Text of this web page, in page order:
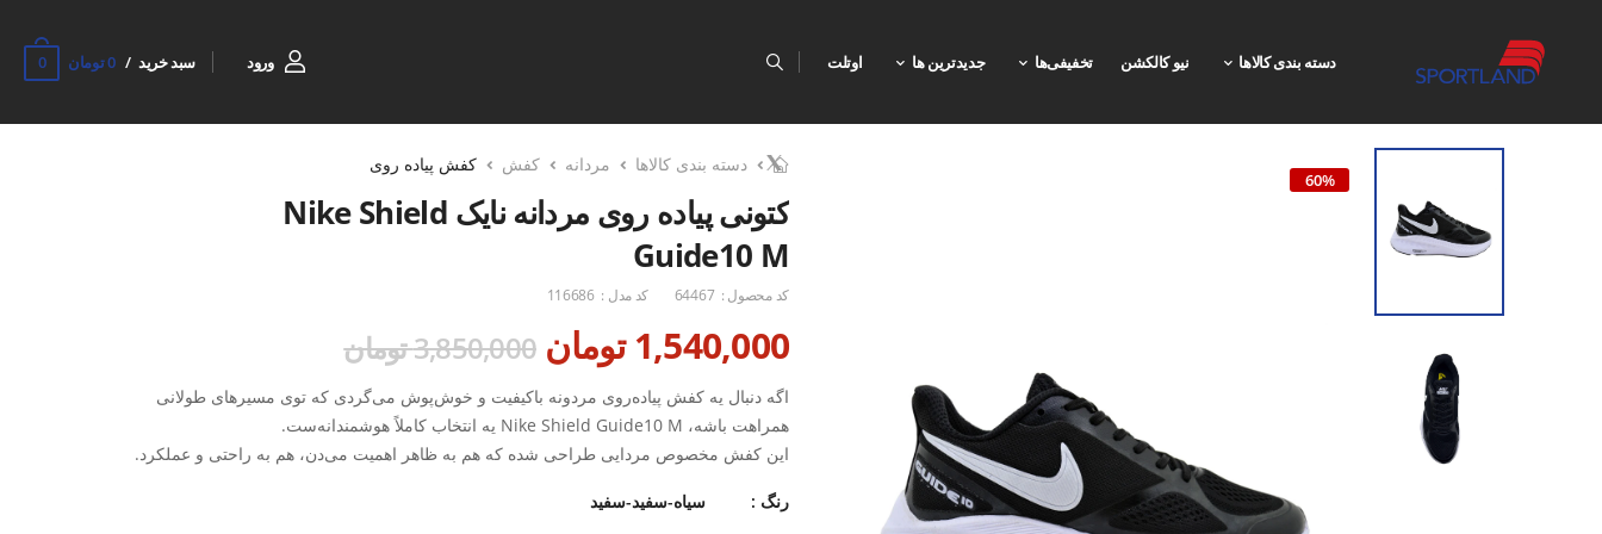
دسته بندی کالاها نیو کالکشن تخفیفی‌ها جدیدترین ها اوتلت ورود سبد خرید 0 تومان 0
60%
دسته بندی کالاها مردانه کفش کفش پیاده روی
کتونی پیاده روی مردانه نایک Nike Shield
Guide10 M
کد محصول : 64467 کد مدل : 116686
1,540,000 تومان 3,850,000 تومان
اگه دنبال یه کفش پیاده‌روی مردونه‌ باکیفیت و خوش‌پوش می‌گردی که توی مسیرهای طولانی
همراهت باشه، Nike Shield Guide10 M یه انتخاب کاملاً هوشمندانه‌ست.
این کفش مخصوص مردایی طراحی شده که هم به ظاهر اهمیت می‌دن، هم به راحتی و عملکرد.
رویه‌ی پارچه‌ای سبک با طراحی مشبک، باعث می‌شه پا داخل کفش خنک بمونه و اصلاً احساس
رنگ : سیاه-سفید-سفید